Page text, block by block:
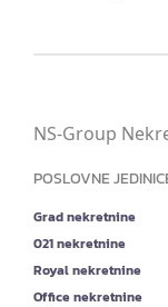
NS-Group
POSLOVNE
Grad nekretnine
021 nekretnine
Royal nekretnine
Office nekretnine